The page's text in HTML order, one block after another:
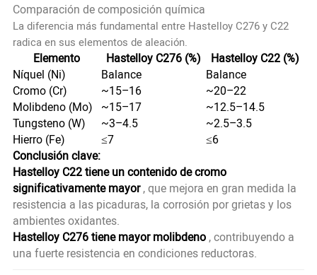
Comparación de composición química
La diferencia más fundamental entre Hastelloy C276 y C22
radica en sus elementos de aleación.
Elemento Hastelloy C276 (%)
Hastelloy C22 (%)
Níquel (Ni)
Balance
Balance
Cromo (Cr)
~15–16
~20–22
Molibdeno (Mo) ~15–17
~12.5–14.5
Tungsteno (W)
~3–4.5
~2.5–3.5
Hierro (Fe)
≤7
≤6
Conclusión clave:
Hastelloy C22 tiene un contenido de cromo
significativamente mayor, que mejora en gran medida la
resistencia a las picaduras, la corrosión por grietas y los
ambientes oxidantes.
Hastelloy C276 tiene mayor molibdeno, contribuyendo a
una fuerte resistencia en condiciones reductoras.